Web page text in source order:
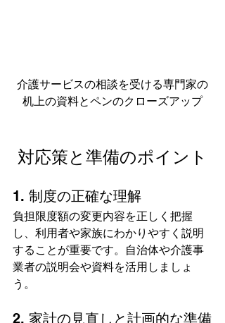
介護サービスの相談を受ける専門家の
机上の資料とペンのクローズアップ
対応策と準備のポイント
1. 制度の正確な理解
負担限度額の変更内容を正しく把握
し、利用者や家族にわかりやすく説明
することが重要です。自治体や介護事
業者の説明会や資料を活用しましょ
う。
2. 家計の見直しと計画的な準備